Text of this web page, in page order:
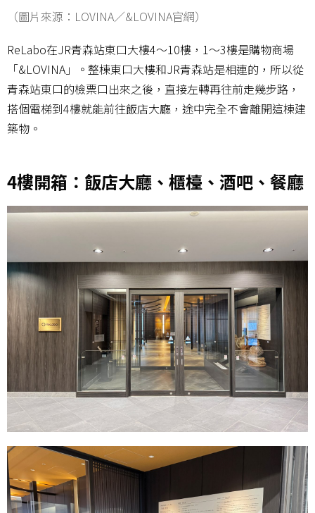
（圖片來源：LOVINA／&LOVINA官網）
ReLabo在JR青森站東口大樓4～10樓，1～3樓是購物商場
「&LOVINA」。整棟東口大樓和JR青森站是相連的，所以從
青森站東口的檢票口出來之後，直接左轉再往前走幾步路，
搭個電梯到4樓就能前往飯店大廳，途中完全不會離開這棟建
築物。
4樓開箱：飯店大廳、櫃檯、酒吧、餐廳